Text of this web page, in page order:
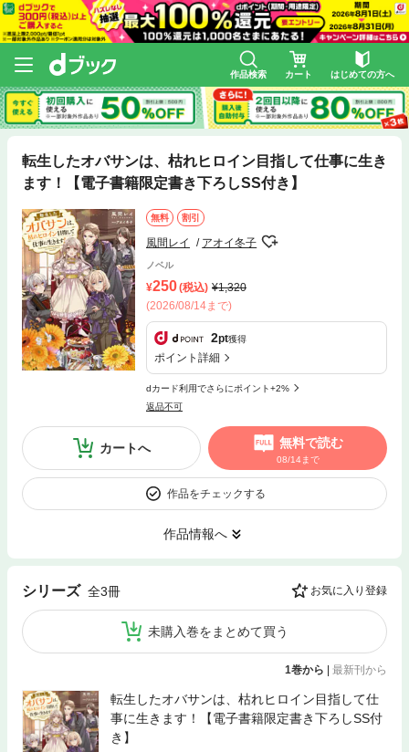
作品検索 カート はじめての方へ
転生したオバサンは、枯れヒロイン目指して仕事に生き
ます！【電子書籍限定書き下ろしSS付き】
無料 割引
風間レイ アオイ冬子
ノベル
250(税込)
1,320
(2026/08/14まで)
2pt獲得
ポイント詳細
dカード利用でさらにポイント+2%
返品不可
カートへ 無料で読む
08/14まで
作品をチェックする
作品情報へ
シリーズ 全3冊 お気に入り登録
未購入巻をまとめて買う
1巻から 最新刊から
転生したオバサンは、枯れヒロイン目指して仕
事に生きます！【電子書籍限定書き下ろしSS付
き】